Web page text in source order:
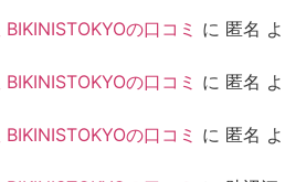
の口コミ に 匿名 よ
の口コミ に 匿名 よ
の口コミ に 匿名 よ